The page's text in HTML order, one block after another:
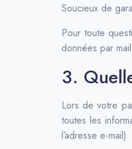
Soucieux de
Pour toute
données par
3.
Lors de votre
toutes les
l’adresse e-mail).